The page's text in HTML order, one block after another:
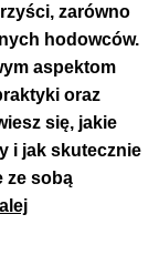
zarówno
hodowców.
aspektom
oraz
się, jakie
i jak skutecznie
ze sobą
Uprawa